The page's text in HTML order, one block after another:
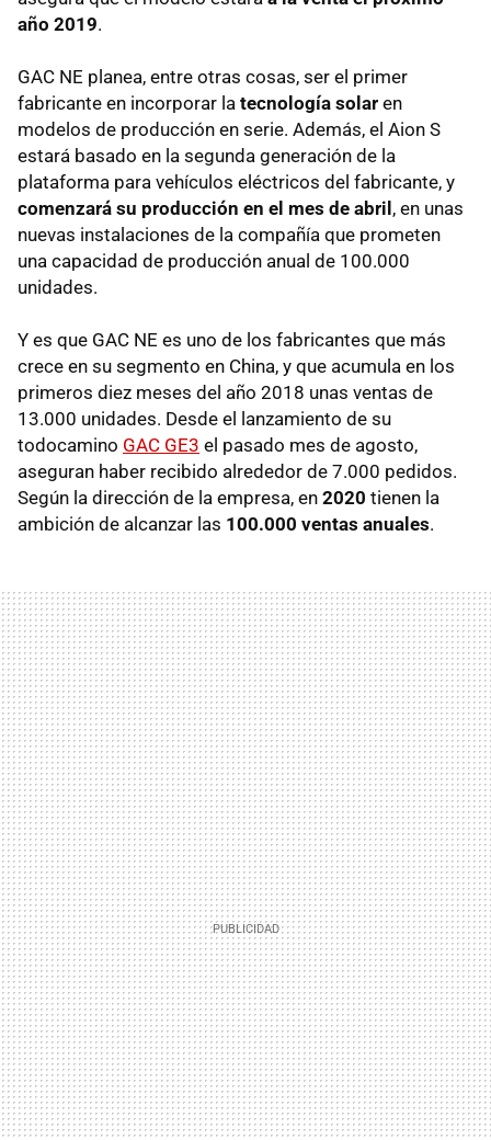
año 2019.
GAC NE planea, entre otras cosas, ser el primer
fabricante en incorporar la tecnología solar en
modelos de producción en serie. Además, el Aion S
estará basado en la segunda generación de la
plataforma para vehículos eléctricos del fabricante, y
comenzará su producción en el mes de abril, en unas
nuevas instalaciones de la compañía que prometen
una capacidad de producción anual de 100.000
unidades.
Y es que GAC NE es uno de los fabricantes que más
crece en su segmento en China, y que acumula en los
primeros diez meses del año 2018 unas ventas de
13.000 unidades. Desde el lanzamiento de su
todocamino GAC GE3 el pasado mes de agosto,
aseguran haber recibido alrededor de 7.000 pedidos.
Según la dirección de la empresa, en 2020 tienen la
ambición de alcanzar las 100.000 ventas anuales.